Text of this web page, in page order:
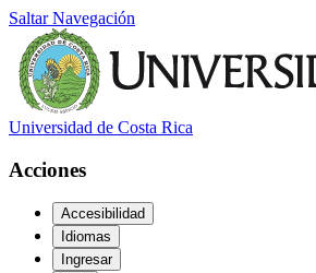
Saltar Navegación
Universidad de Costa Rica
Acciones
Accesibilidad
Idiomas
Ingresar